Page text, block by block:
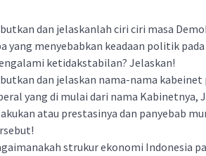
dan jelaskanlah ciri ciri masa
yang menyebabkan keadaan politik
ketidakstabilan? Jelaskan!
dan jelaskan nama-nama kabeinet
yang di mulai dari nama Kabinetnya,
atau prestasinya dan panyebab
strukur ekonomi Indonesia